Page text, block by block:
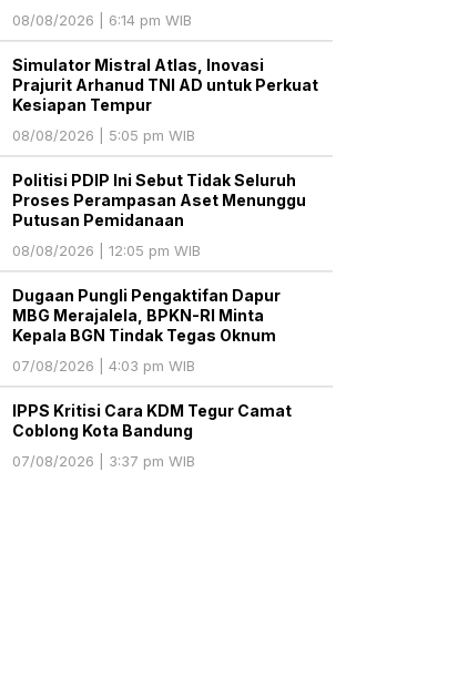
08/08/2026 | 6:14 pm WIB
Simulator Mistral Atlas, Inovasi
Prajurit Arhanud TNI AD untuk Perkuat
Kesiapan Tempur
08/08/2026 | 5:05 pm WIB
Politisi PDIP Ini Sebut Tidak Seluruh
Proses Perampasan Aset Menunggu
Putusan Pemidanaan
08/08/2026 | 12:05 pm WIB
Dugaan Pungli Pengaktifan Dapur
MBG Merajalela, BPKN-RI Minta
Kepala BGN Tindak Tegas Oknum
07/08/2026 | 4:03 pm WIB
IPPS Kritisi Cara KDM Tegur Camat
Coblong Kota Bandung
07/08/2026 | 3:37 pm WIB